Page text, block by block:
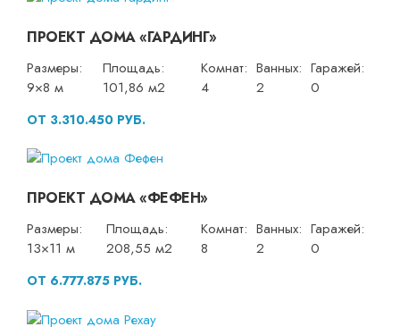
ПРОЕКТ ДОМА «ГАРДИНГ»
Размеры:
9×8 м
Площадь:
101,86 м2
Комнат:
4
Ванных:
2
Гаражей:
0
ОТ 3.310.450 РУБ.
ПРОЕКТ ДОМА «ФЕФЕН»
Размеры:
13×11 м
Площадь:
208,55 м2
Комнат:
8
Ванных:
2
Гаражей:
0
ОТ 6.777.875 РУБ.